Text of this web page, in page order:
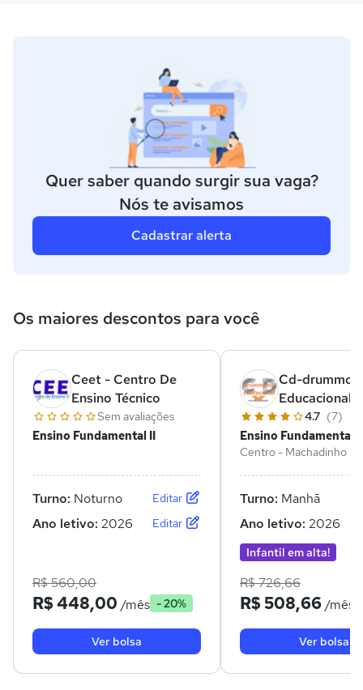
Quer saber quando surgir sua vaga?
Nós te avisamos
Cadastrar alerta
Os maiores descontos para você
Ceet - Centro De
Ensino Técnico
Sem avaliações
Ensino Fundamental II
Turno: Noturno Editar
Ano letivo: 2026 Editar
R$ 560,00
R$ 448,00 /mês - 20%
Ver bolsa
Cd-
Educacional
4.7 (7)
Ensino Fundamental II
Centro - Machadinho
Turno: Manhã
Ano letivo: 2026
Infantil em alta!
R$ 726,66
R$ 508,66/mês
Ver bolsa